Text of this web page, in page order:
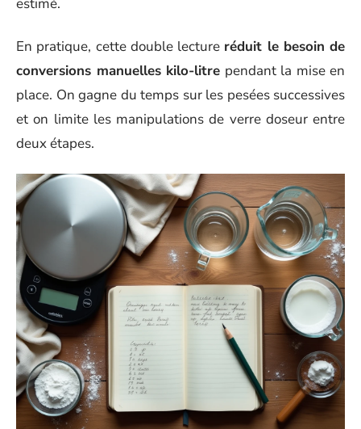
estimé.
En pratique, cette double lecture réduit le besoin de
conversions manuelles kilo-litre pendant la mise en
place. On gagne du temps sur les pesées successives
et on limite les manipulations de verre doseur entre
deux étapes.